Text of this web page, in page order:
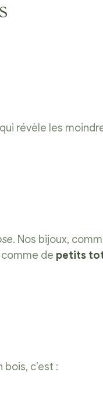
révèle les
. Nos bijoux,
comme de petits
c’est :